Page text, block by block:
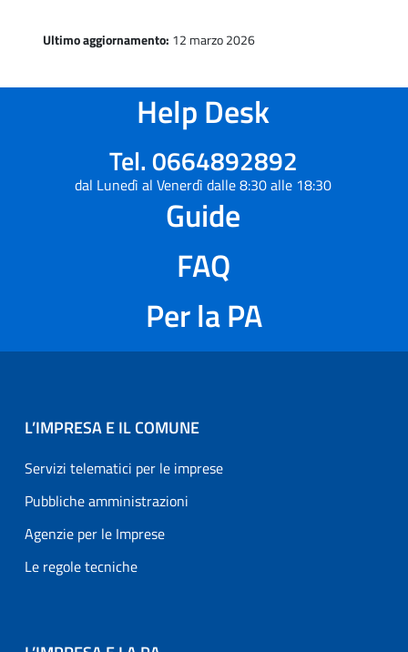
Ultimo aggiornamento: 12 marzo 2026
Help Desk
Tel. 0664892892
dal Lunedì al Venerdì dalle 8:30 alle 18:30
Guide
FAQ
Per la PA
L’IMPRESA E IL COMUNE
Servizi telematici per le imprese
Pubbliche amministrazioni
Agenzie per le Imprese
Le regole tecniche